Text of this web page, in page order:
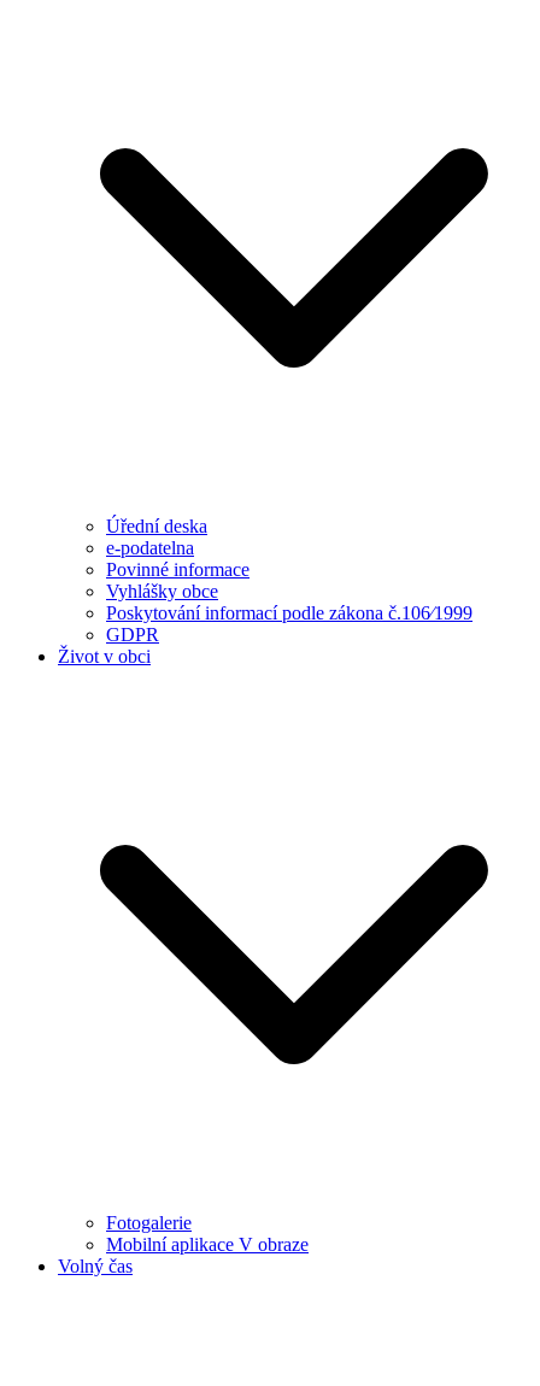
Úřední deska
e-podatelna
Povinné informace
Vyhlášky obce
Poskytování informací podle zákona č.106⁄1999
GDPR
Život v obci
Fotogalerie
Mobilní aplikace V obraze
Volný čas